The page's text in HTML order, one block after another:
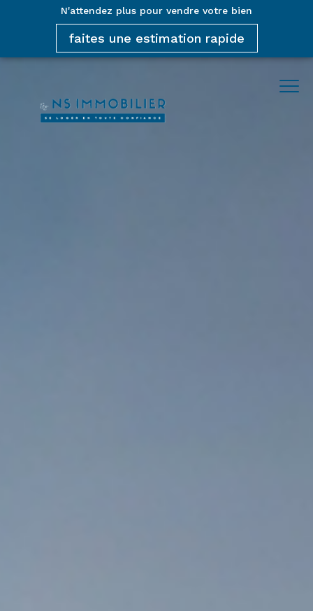
N'attendez plus pour vendre votre bien
faites une estimation rapide